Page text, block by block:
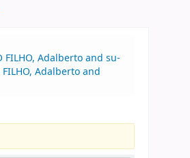
Adalberto and su-
Adalberto and